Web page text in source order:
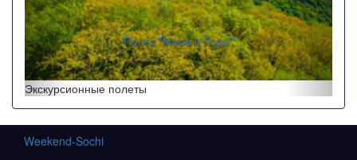
Полет "Море и Горы"
Экскурсионные полеты
Weekend-Sochi